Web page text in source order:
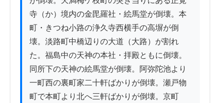
寺（か）境内の金毘羅社・絵馬堂が倒壊。本
町・きつね小路の浄久寺西横手の高塀が倒
壊。淡路町中橋辺りの大道（大路）が割れ
た。福島中の天神の本社・拝殿ともに倒壊。
同所下の天神の絵馬堂が倒壊。阿弥陀池より
一町西の裏町家二十軒ばかりが倒壊。瀬戸物
町で本町より北へ三軒ばかりが倒壊。京町